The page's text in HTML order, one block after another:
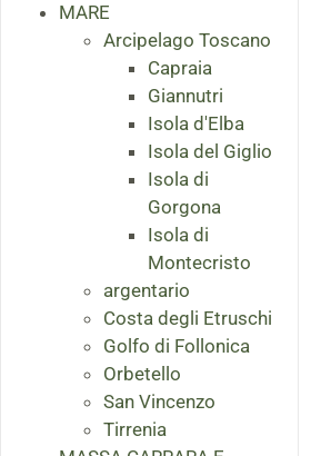
MARE
Arcipelago Toscano
Capraia
Giannutri
Isola d'Elba
Isola del Giglio
Isola di
Gorgona
Isola di
Montecristo
argentario
Costa degli Etruschi
Golfo di Follonica
Orbetello
San Vincenzo
Tirrenia